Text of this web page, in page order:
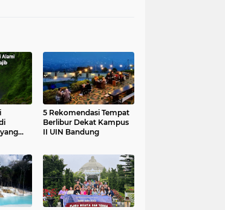
5 Rekomendasi Tempat
Berlibur Dekat Kampus
II UIN Bandung